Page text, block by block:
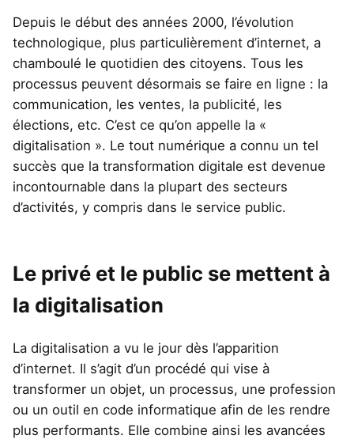
Depuis le début des années 2000, l’évolution
technologique, plus particulièrement d’internet, a
chamboulé le quotidien des citoyens. Tous les
processus peuvent désormais se faire en ligne : la
communication, les ventes, la publicité, les
élections, etc. C’est ce qu’on appelle la «
digitalisation ». Le tout numérique a connu un tel
succès que la transformation digitale est devenue
incontournable dans la plupart des secteurs
d’activités, y compris dans le service public.
Le privé et le public se mettent à
la digitalisation
La digitalisation a vu le jour dès l’apparition
d’internet. Il s’agit d’un procédé qui vise à
transformer un objet, un processus, une profession
ou un outil en code informatique afin de les rendre
plus performants. Elle combine ainsi les avancées